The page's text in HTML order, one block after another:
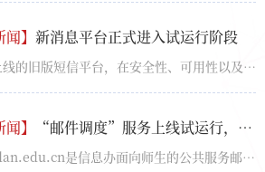
闻】 新消息平台正式进入试运行阶段
2013年上线的旧版短信平台，在安全性、可用性以及功能扩展方面，已无法满足当前需求。为更有效地支撑校...
闻】 “邮件调度”服务上线试运行，提升公共邮箱处理效率
urp@fudan.edu.cn是信息办面向师生的公共服务邮箱。为进一步提升邮件处理的规范化、透明度和响应效率，...